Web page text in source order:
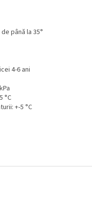
până la 35°
4-6 ani
°C
+-5 °C